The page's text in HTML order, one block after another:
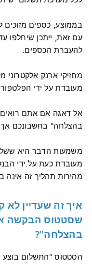
להעברת הכספים.
מחזיקי ארנק
מעובדת על ידי
אל דאגה אם אתם
בהצלחה" בחשבונכם
משמעות הדבר היא
מעובדת כעת על ידי
מהירות תהליך זה אינה
איך זה שעדיין
שסטטוס הבקשה
בהצלחה"?
הסטטוס "התשלום בוצע